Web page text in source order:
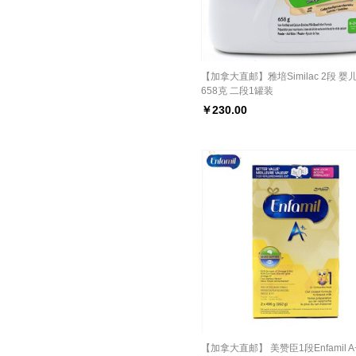
【加拿大直邮】雅培Similac 2段 婴
658克 二段1罐装
￥230.00
【加拿大直邮】 美赞臣1段Enfamil